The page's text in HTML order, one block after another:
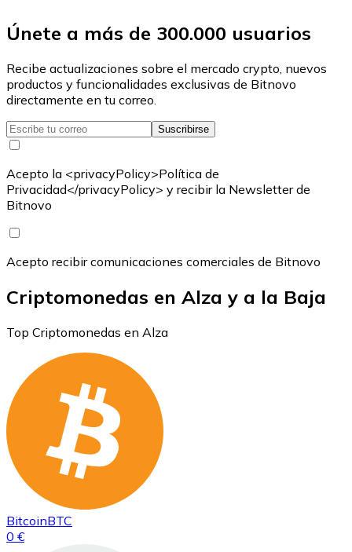
Únete a más de 300.000 usuarios
Recibe actualizaciones sobre el mercado crypto, nuevos
productos y funcionalidades exclusivas de Bitnovo
directamente en tu correo.
Suscribirse
Acepto la <privacyPolicy>Política de
Privacidad</privacyPolicy> y recibir la Newsletter de
Bitnovo
Acepto recibir comunicaciones comerciales de Bitnovo
Criptomonedas en Alza y a la Baja
Top Criptomonedas en Alza
BitcoinBTC
0 €